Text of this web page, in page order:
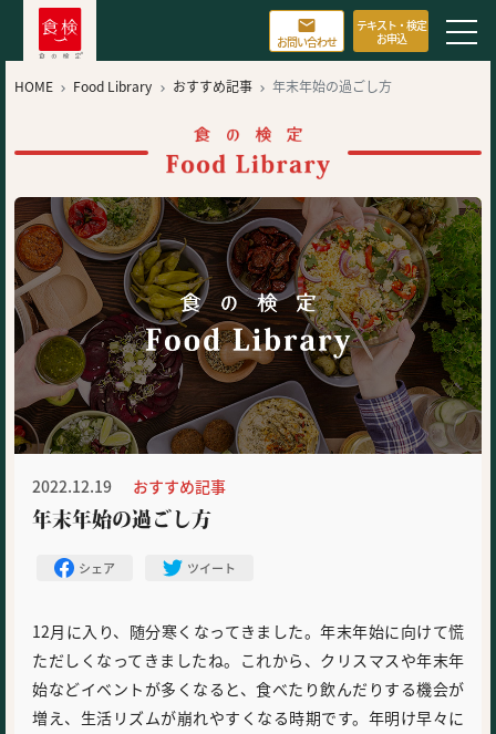

お問い合わせ
テキスト・検定
お申込
HOME  Food Library  おすすめ記事  年末年始の過ごし方
2022.12.19 おすすめ記事
年末年始の過ごし方
シェア ツイート
12月に入り、随分寒くなってきました。年末年始に向けて慌
ただしくなってきましたね。これから、クリスマスや年末年
始などイベントが多くなると、食べたり飲んだりする機会が
増え、生活リズムが崩れやすくなる時期です。年明け早々に